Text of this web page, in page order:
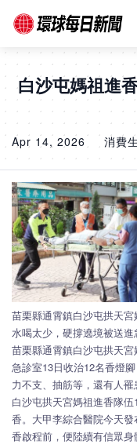
白沙屯媽祖進
Apr 14, 2026 消費
苗栗縣通霄鎮白沙屯拱天宮
水喝太少，硬撐遶境被送進
苗栗縣通霄鎮白沙屯拱天
急診室13日收治12名香燈
力不支、抽筋等，還有人罹
白沙屯拱天宮媽祖進香隊
香。大甲李綜合醫院今天
香啟程前，便陸續有信眾身